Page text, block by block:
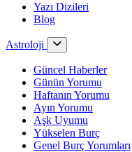
Yazı Dizileri
Blog
Astroloji
Güncel Haberler
Günün Yorumu
Haftanın Yorumu
Ayın Yorumu
Aşk Uyumu
Yükselen Burç
Genel Burç Yorumları